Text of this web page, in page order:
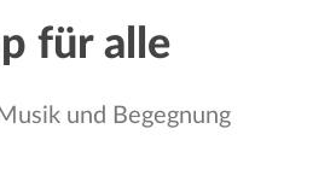
für alle
und Begegnung